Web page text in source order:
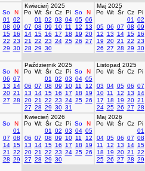
So
N
01
02
08 09
15 16
22 23
29 30
Kwiecień 2025
Po Wt Śr Cz Pi So
N
01
02 03 04 05 06
07 08 09 10 11 12
13
14 15 16 17 18 19 20
21
22 23 24 25 26 27
28 29 30
Maj 2025
Po Wt Śr Cz Pi
01
02
05 06 07 08 09
12
13 14 15 16
19 20 21 22 23
26 27 28 29 30
So
N
06 07
13
14
20 21
27 28
Październik 2025
Po Wt Śr Cz Pi So
N
01
02 03 04 05
06 07 08 09 10 11
12
13
14 15 16 17 18
19
20 21 22 23 24 25 26
27 28 29 30 31
Listopad 2025
Po Wt Śr Cz Pi
03 04 05 06 07
10 11 12 13 14
17
18 19 20 21
24 25 26 27 28
So
N
01
07 08
14 15
21
22
28 29
Kwiecień 2026
Po Wt Śr Cz Pi So
N
01
02 03 04 05
06 07 08 09 10 11
12
13
14 15 16 17 18
19
20 21 22 23 24 25 26
27 28 29 30
Maj 2026
Po Wt Śr Cz Pi
01
04 05 06 07 08
11
12 13 14 15
18
19 20 21 22
25 26 27 28 29